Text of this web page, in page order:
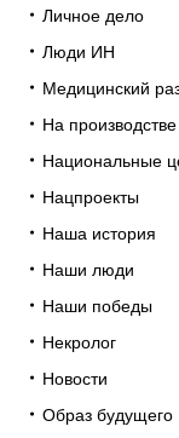
Личное дело
Люди ИН
Медицинский
На производстве
Национальные
Нацпроекты
Наша история
Наши люди
Наши победы
Некролог
Новости
Образ будущего